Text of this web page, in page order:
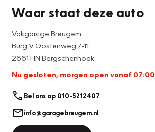
Waar staat deze auto
Vakgarage Breugem
Burg V Oostenweg 7-11
2661 HN Bergschenhoek
Nu gesloten, morgen open vanaf 07:00
Bel ons op 010-5212407
info@garagebreugem.nl